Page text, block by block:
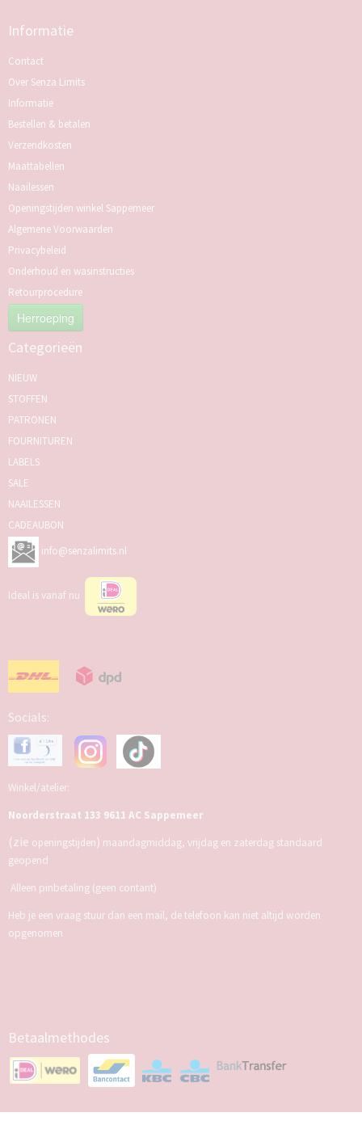
Informatie
Contact
Over Senza Limits
Informatie
Bestellen & betalen
Verzendkosten
Maattabellen
Naailessen
Openingstijden winkel Sappemeer
Algemene Voorwaarden
Privacybeleid
Onderhoud en wasinstructies
Retourprocedure
Herroeping
Categorieën
NIEUW
STOFFEN
PATRONEN
FOURNITUREN
LABELS
SALE
NAAILESSEN
CADEAUBON
info@senzalimits.nl
Ideal is vanaf nu
Socials:
Winkel/atelier:
Noorderstraat 133 9611 AC Sappemeer
(zie openingstijden) maandagmiddag, vrijdag en zaterdag standaard
geopend
Alleen pinbetaling (geen contant)
Heb je een vraag stuur dan een mail, de telefoon kan niet altijd worden
opgenomen
Betaalmethodes